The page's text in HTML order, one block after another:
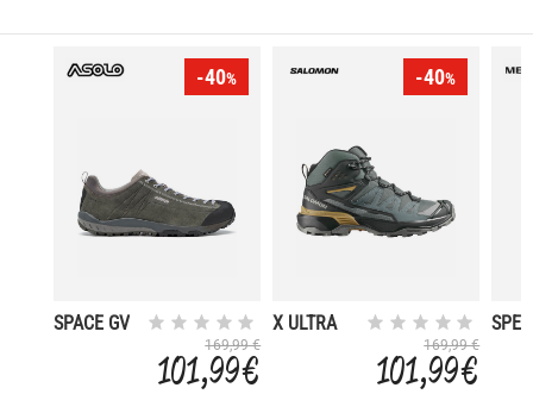
-40%
SPACE GV
169,99 €
101,99 €
-40%
X ULTRA
169,99 €
101,99 €